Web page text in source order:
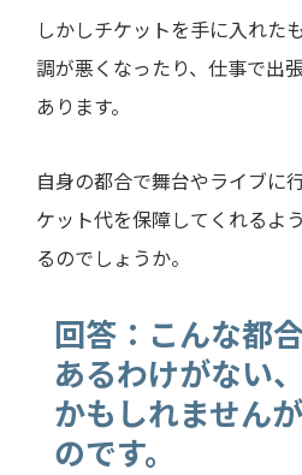
しかしチケットを手に入れた
調が悪くなったり、仕事で出
あります。
自身の都合で舞台やライブに
ケット代を保障してくれるよ
るのでしょうか。
回答：こんな都
あるわけがない
かもしれません
のです。